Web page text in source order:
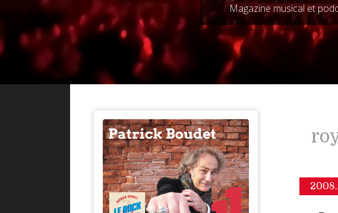
Magazine musical et
2008.